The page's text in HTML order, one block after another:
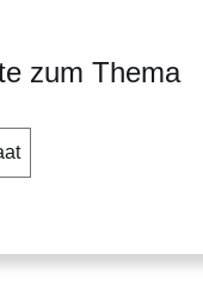
zum Thema